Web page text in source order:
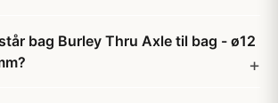
bag Burley Thru Axle til bag - ø12